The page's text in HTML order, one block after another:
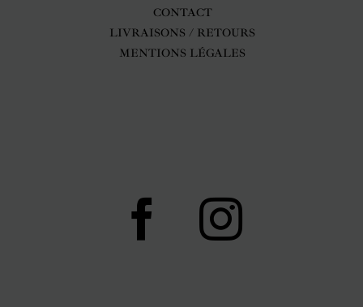
CONTACT
LIVRAISONS / RETOURS
MENTIONS LÉGALES